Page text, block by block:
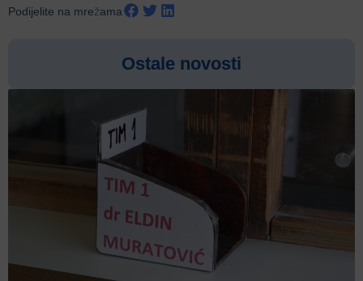
Podijelite na mrežama
Ostale novosti